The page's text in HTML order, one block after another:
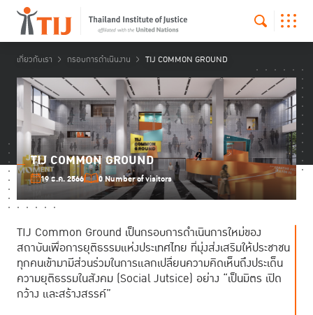
เกี่ยวกับเรา กรอบการดำเนินงาน TIJ COMMON GROUND
TIJ COMMON GROUND
19 ธ.ค. 2566 0 Number of visitors
TIJ Common Ground เป็นกรอบการดำเนินการใหม่ของ
สถาบันเพื่อการยุติธรรมแห่งประเทศไทย ที่มุ่งส่งเสริมให้ประชาชน
ทุกคนเข้ามามีส่วนร่วมในการแลกเปลื่ยนความคิดเห็นถึงประเด็น
ความยุติธรรมในสังคม (Social Jutsice) อย่าง “เป็นมิตร เปิด
กว้าง และสร้างสรรค์”